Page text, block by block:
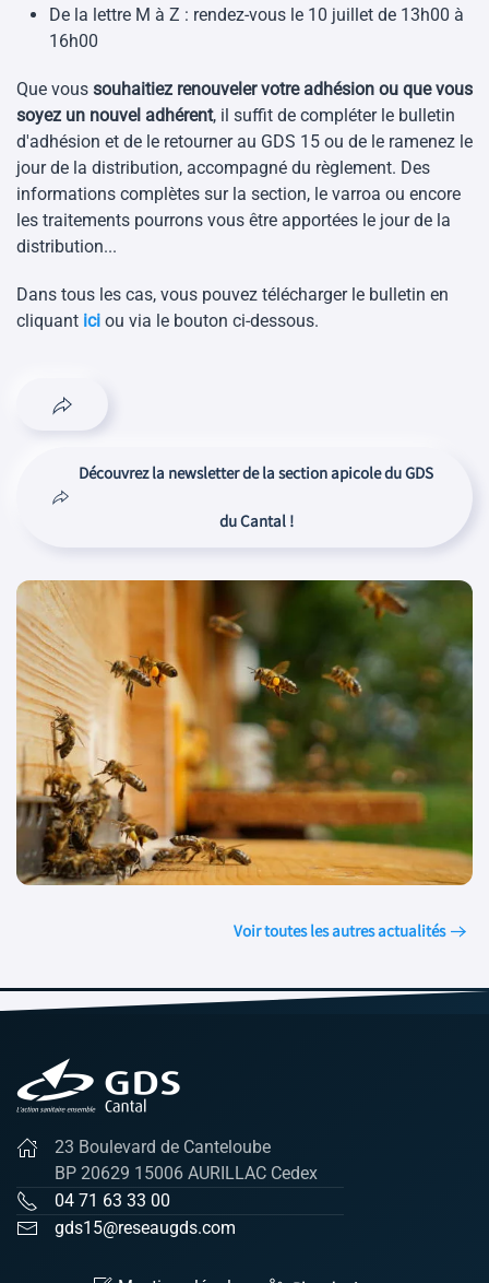
De la lettre M à Z : rendez-vous le 10 juillet de 13h00 à
16h00
Que vous souhaitiez renouveler votre adhésion ou que vous
soyez un nouvel adhérent, il suffit de compléter le bulletin
d'adhésion et de le retourner au GDS 15 ou de le ramenez le
jour de la distribution, accompagné du règlement. Des
informations complètes sur la section, le varroa ou encore
les traitements pourrons vous être apportées le jour de la
distribution...
Dans tous les cas, vous pouvez télécharger le bulletin en
cliquant ici ou via le bouton ci-dessous.
Découvrez la newsletter de la section apicole du GDS
du Cantal !
Voir toutes les autres actualités
23 Boulevard de Canteloube
BP 20629 15006 AURILLAC Cedex
04 71 63 33 00
gds15@reseaugds.com